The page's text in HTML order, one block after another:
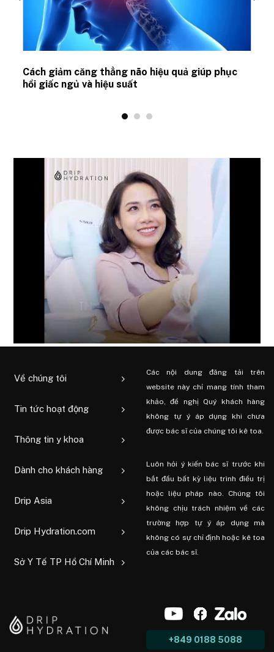
Cách giảm căng thẳng não hiệu quả giúp phục
hồi giấc ngủ và hiệu suất
Về chúng tôi
Tin tức hoạt động
Thông tin y khoa
Dành cho khách hàng
Drip Asia
Drip Hydration.com
Sở Y Tế TP Hồ Chí Minh
Các nội dung đăng tải trên
website này chỉ mang tính tham
khảo, đề nghị Quý khách hàng
không tự ý áp dụng khi chưa
được bác sĩ của chúng tôi kê toa.
Luôn hỏi ý kiến ​​bác sĩ trước khi
bắt đầu bất kỳ liệu trình điều trị
hoặc liệu pháp nào. Chúng tôi
không chịu trách nhiệm về các
trường hợp tự ý áp dụng mà
không có sự chỉ định hoặc kê toa
của các bác sĩ.
+849 0188 5088